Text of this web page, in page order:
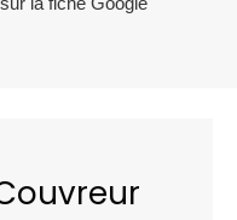
et voilà